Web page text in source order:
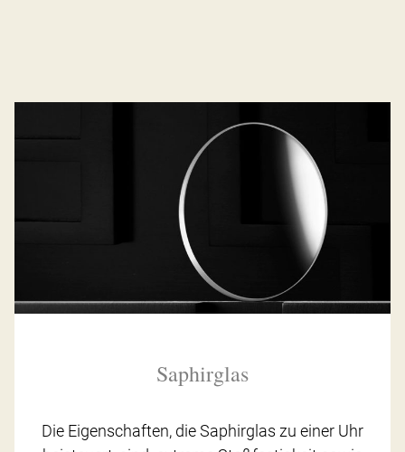
Saphirglas
Die Eigenschaften, die Saphirglas zu einer Uhr